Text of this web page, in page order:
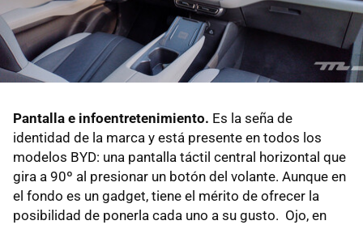
Pantalla e infoentretenimiento. Es la seña de
identidad de la marca y está presente en todos los
modelos BYD: una pantalla táctil central horizontal que
gira a 90º al presionar un botón del volante. Aunque en
el fondo es un gadget, tiene el mérito de ofrecer la
posibilidad de ponerla cada uno a su gusto. Ojo, en